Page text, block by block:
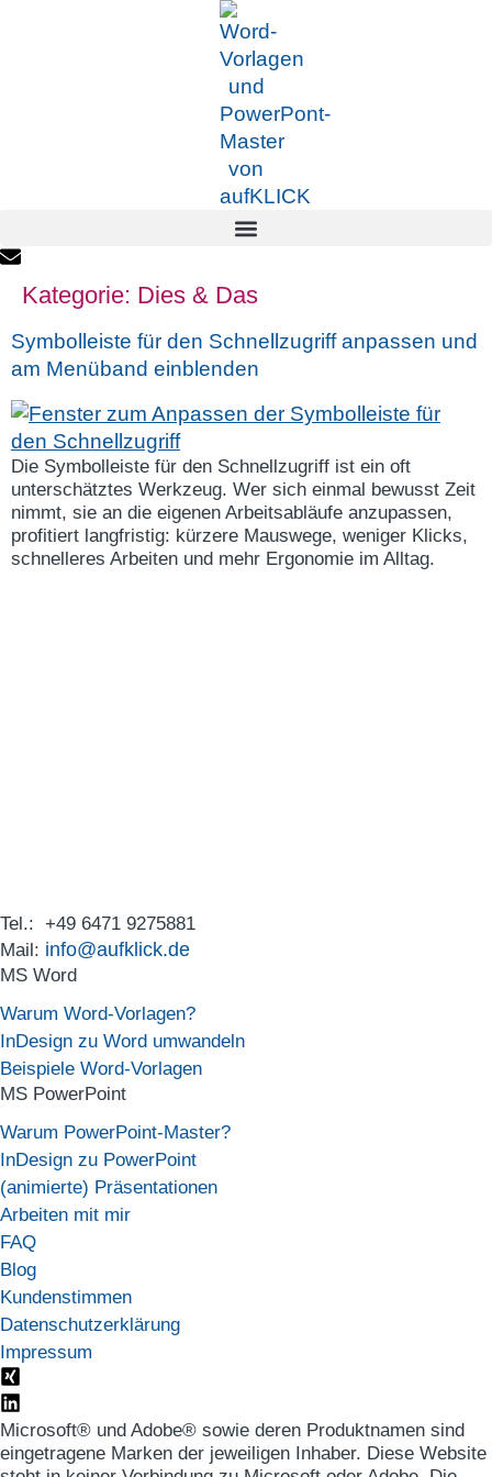
Kategorie: Dies & Das
Symbolleiste für den Schnellzugriff anpassen und
am Menüband einblenden
Die Symbolleiste für den Schnellzugriff ist ein oft
unterschätztes Werkzeug. Wer sich einmal bewusst Zeit
nimmt, sie an die eigenen Arbeitsabläufe anzupassen,
profitiert langfristig: kürzere Mauswege, weniger Klicks,
schnelleres Arbeiten und mehr Ergonomie im Alltag.
Tel.: +49 6471 9275881
Mail: info@aufklick.de
MS Word
Warum Word-Vorlagen?
InDesign zu Word umwandeln
Beispiele Word-Vorlagen
MS PowerPoint
Warum PowerPoint-Master?
InDesign zu PowerPoint
(animierte) Präsentationen
Arbeiten mit mir
FAQ
Blog
Kundenstimmen
Datenschutzerklärung
Impressum
Microsoft® und Adobe® sowie deren Produktnamen sind
eingetragene Marken der jeweiligen Inhaber. Diese Website